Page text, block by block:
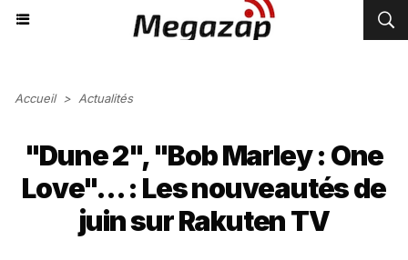
Accueil > Actualités
"Dune 2", "Bob Marley : One
Love"... : Les nouveautés de
juin sur Rakuten TV